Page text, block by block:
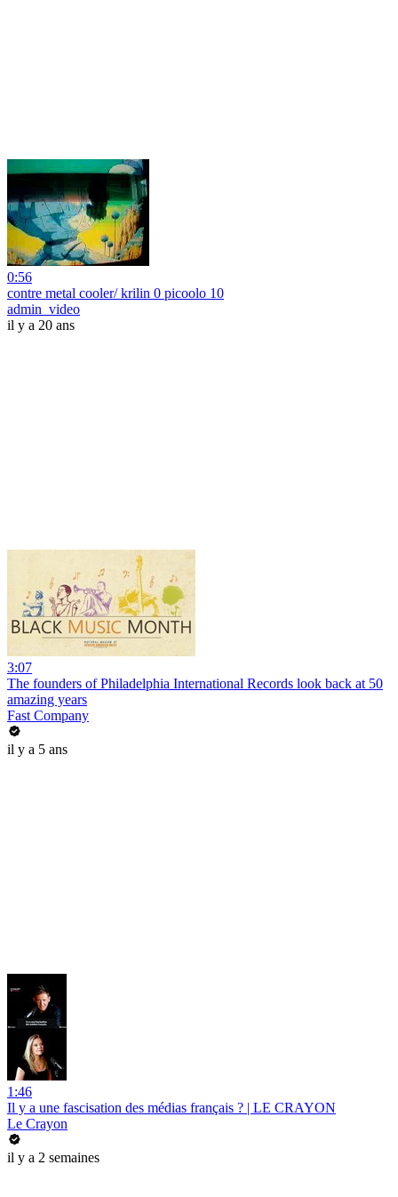
0:56
contre metal cooler/ krilin 0 picoolo 10
admin_video
il y a 20 ans
3:07
The founders of Philadelphia International Records look back at 50
amazing years
Fast Company
il y a 5 ans
1:46
Il y a une fascisation des médias français ? | LE CRAYON
Le Crayon
il y a 2 semaines